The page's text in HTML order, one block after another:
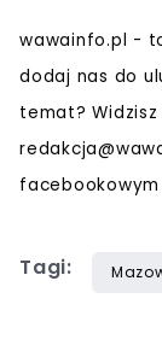
wawainfo.pl -
dodaj nas do
temat?
Tagi: